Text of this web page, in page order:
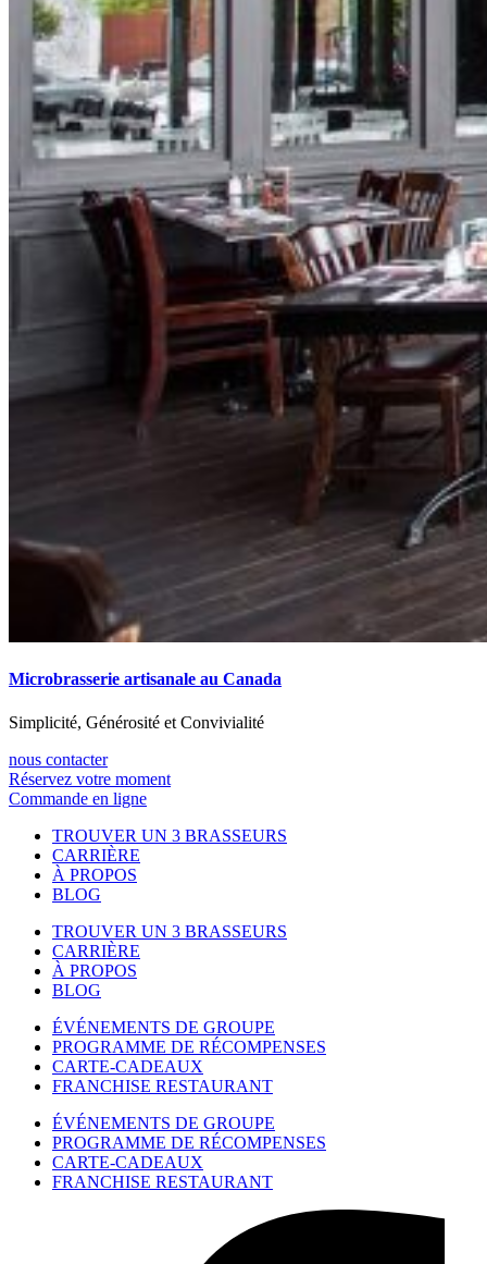
Microbrasserie artisanale au Canada
Simplicité, Générosité et Convivialité
nous contacter
Réservez votre moment
Commande en ligne
TROUVER UN 3 BRASSEURS
CARRIÈRE
À PROPOS
BLOG
TROUVER UN 3 BRASSEURS
CARRIÈRE
À PROPOS
BLOG
ÉVÉNEMENTS DE GROUPE
PROGRAMME DE RÉCOMPENSES
CARTE-CADEAUX
FRANCHISE RESTAURANT
ÉVÉNEMENTS DE GROUPE
PROGRAMME DE RÉCOMPENSES
CARTE-CADEAUX
FRANCHISE RESTAURANT